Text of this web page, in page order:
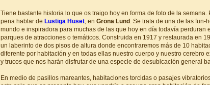
Tiene bastante historia lo que os traigo hoy en forma de foto de la semana.
pena hablar de Lustiga Huset, en Gröna Lund . Se trata de una de las fun-
mundo e inspiradora para muchas de las que hoy en día todavía perduran
parques de atracciones o temáticos. Construida en 1917 y restaurada en
un laberinto de dos pisos de altura donde encontraremos más de 10
diferente por habitación y en todas ellas nuestro cuerpo y nuestro cerebro
y trucos que nos harán disfrutar de una especie de desubicación general
En medio de pasillos mareantes, habitaciones torcidas o pasajes